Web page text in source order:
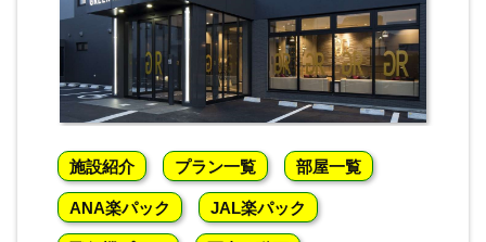
施設紹介 プラン一覧 部屋一覧
ANA楽パック JAL楽パック